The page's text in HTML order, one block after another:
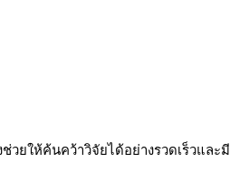
ยให้ค้นคว้าวิจัยได้อย่างรวดเร็วและมี